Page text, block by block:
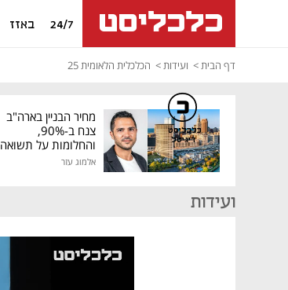
24/7 באזז
דף הבית ועידות הכלכלית הלאומית 25
מחיר הבניין בארה"ב
צנח ב-90%,
והחלומות על תשואה
גבוהה התנפצו
אלמוג עזר
ועידות
כלכליסט
דיגיטל